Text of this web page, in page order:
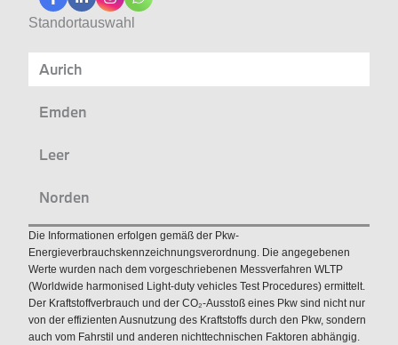
Standortauswahl
Aurich
Emden
Leer
Norden
Die Informationen erfolgen gemäß der Pkw-
Energieverbrauchskennzeichnungsverordnung. Die angegebenen
Werte wurden nach dem vorgeschriebenen Messverfahren WLTP
(Worldwide harmonised Light-duty vehicles Test Procedures) ermittelt.
Der Kraftstoffverbrauch und der CO₂-Ausstoß eines Pkw sind nicht nur
von der effizienten Ausnutzung des Kraftstoffs durch den Pkw, sondern
auch vom Fahrstil und anderen nichttechnischen Faktoren abhängig.